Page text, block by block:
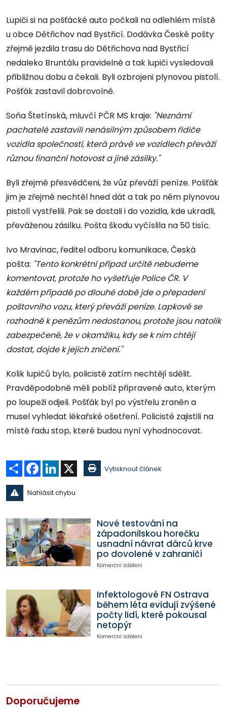
Lupiči si na pošťácké auto počkali na odlehlém místě
u obce Dětřichov nad Bystřicí. Dodávka České pošty
zřejmě jezdila trasu do Dětřichova nad Bystřicí
nedaleko Bruntálu pravidelně a tak lupiči vysledovali
přibližnou dobu a čekali. Byli ozbrojeni plynovou pistolí.
Pošťák zastavil dobrovolně.
Soňa Štetínská, mluvčí PČR MS kraje: "Neznámí
pachatelé zastavili nenásilným způsobem řidiče
vozidla společnosti, která právě ve vozidlech převáží
různou finanční hotovost a jiné zásilky."
Byli zřejmě přesvědčeni, že vůz převáží peníze. Pošťák
jim je zřejmě nechtěl hned dát a tak po něm plynovou
pistolí vystřelili. Pak se dostali i do vozidla, kde ukradli,
převáženou zásilku. Pošta škodu vyčíslila na 50 tisíc.
Ivo Mravinac, ředitel odboru komunikace, Česká
pošta: "Tento konkrétní případ určitě nebudeme
komentovat, protože ho vyšetřuje Police ČR. V
každém případě po dlouhé době jde o přepadení
poštovního vozu, který převáží peníze. Lapkové se
rozhodně k penězům nedostanou, protože jsou natolik
zabezpečené, že v okamžiku, kdy se k nim chtějí
dostat, dojde k jejich zničení."
Kolik lupičů bylo, policisté zatím nechtějí sdělit.
Pravděpodobně měli poblíž připravené auto, kterým
po loupeži odjeli. Pošťák byl po výstřelu zraněn a
musel vyhledat lékařské ošetření. Policisté zajistili na
místě řadu stop, které budou nyní vyhodnocovat.
Sdílet Facebook
LinkedIn Vytisknout článek
Nahlásit chybu
Nové testování na
západonilskou horečku
usnadní návrat dárců krve
po dovolené v zahraničí
Komerční sdělení
Infektologové FN Ostrava
během léta evidují zvýšené
počty lidí, které pokousal
netopýr
Komerční sdělení
Doporučujeme